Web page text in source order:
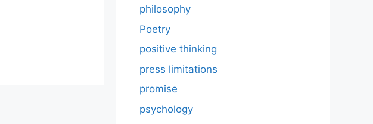
philosophy
Poetry
positive thinking
press limitations
promise
psychology